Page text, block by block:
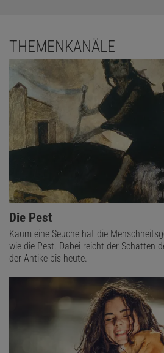
THEMENKANÄLE
Die Pest
Kaum eine Seuche hat die
wie die Pest. Dabei reicht der Schatten
der Antike bis heute.